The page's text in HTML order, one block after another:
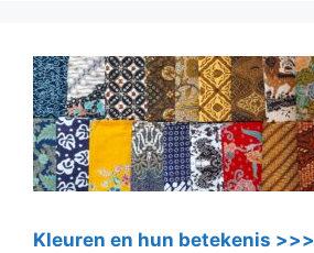
Kleuren en hun betekenis >>>